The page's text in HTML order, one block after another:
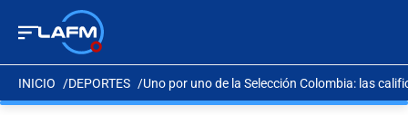
INICIO DEPORTES Uno por uno de la Selección Colombia: las